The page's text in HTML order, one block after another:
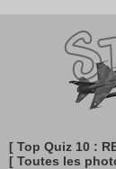
[ Top Quiz 10 :
[ Toutes les